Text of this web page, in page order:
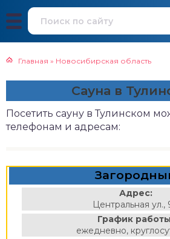
Главная » Новосибирская область
Сауна в
Посетить сауну в Тулинском
телефонам и адресам:
Адрес:
Центральная ул.,
График
ежедневно,